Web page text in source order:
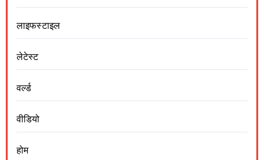
लाइफस्टाइल
लेटेस्ट
वर्ल्ड
वीडियो
होम